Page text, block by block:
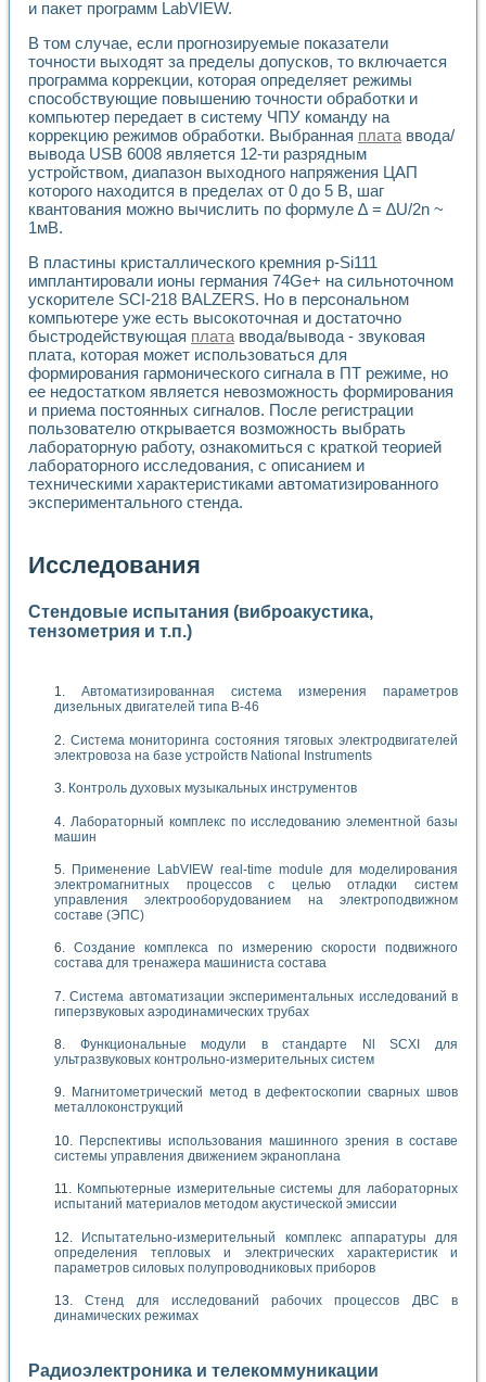
и пакет программ LabVIEW.
В том случае, если прогнозируемые показатели
точности выходят за пределы допусков, то включается
программа коррекции, которая определяет режимы
способствующие повышению точности обработки и
компьютер передает в систему ЧПУ команду на
коррекцию режимов обработки. Выбранная платаввода/
вывода USB 6008 является 12-ти разрядным
устройством, диапазон выходного напряжения ЦАП
которого находится в пределах от 0 до 5 В, шаг
квантования можно вычислить по формуле ∆ = ∆U/2n ~
1мВ.
В пластины кристаллического кремния p-Si111
имплантировали ионы германия 74Ge+ на сильноточном
ускорителе SCI-218 BALZERS. Но в персональном
компьютере уже есть высокоточная и достаточно
быстродействующая платаввода/вывода - звуковая
плата, которая может использоваться для
формирования гармонического сигнала в ПТ режиме, но
ее недостатком является невозможность формирования
и приема постоянных сигналов. После регистрации
пользователю открывается возможность выбрать
лабораторную работу, ознакомиться с краткой теорией
лабораторного исследования, с описанием и
техническими характеристиками автоматизированного
экспериментального стенда.
Исследования
Стендовые испытания (виброакустика,
тензометрия и т.п.)
Автоматизированная система измерения параметров
дизельных двигателей типа В-46
Система мониторинга состояния тяговых электродвигателей
электровоза на базе устройств National Instruments
Контроль духовых музыкальных инструментов
Лабораторный комплекс по исследованию элементной базы
машин
Применение LabVIEW real-time module для моделирования
электромагнитных процессов с целью отладки систем
управления электрооборудованием на электроподвижном
составе (ЭПС)
Создание комплекса по измерению скорости подвижного
состава для тренажера машиниста состава
Система автоматизации экспериментальных исследований в
гиперзвуковых аэродинамических трубах
Функциональные модули в стандарте Nl SCXI для
ультразвуковых контрольно-измерительных систем
Магнитометрический метод в дефектоскопии сварных швов
металлоконструкций
Перспективы использования машинного зрения в составе
системы управления движением экраноплана
Компьютерные измерительные системы для лабораторных
испытаний материалов методом акустической эмиссии
Испытательно-измерительный комплекс аппаратуры для
определения тепловых и электрических характеристик и
параметров силовых полупроводниковых приборов
Стенд для исследований рабочих процессов ДВС в
динамических режимах
Радиоэлектроника и телекоммуникации